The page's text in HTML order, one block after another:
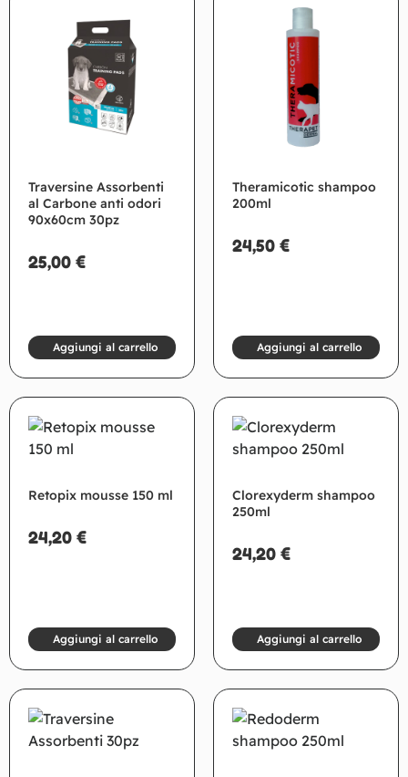
Traversine Assorbenti
al Carbone anti odori
90x60cm 30pz
25,00 €
Aggiungi al carrello
Theramicotic shampoo
200ml
24,50 €
Aggiungi al carrello
Retopix mousse 150 ml
24,20 €
Aggiungi al carrello
Clorexyderm shampoo
250ml
24,20 €
Aggiungi al carrello